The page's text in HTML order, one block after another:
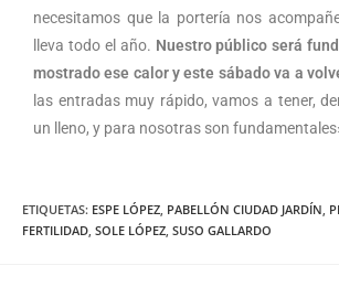
necesitamos que la portería nos
lleva todo el año. Nuestro público será
mostrado ese calor y este sábado va a
las entradas muy rápido, vamos a tener,
un lleno, y para nosotras son
ETIQUETAS: ESPE LÓPEZ, PABELLÓN CIUDAD JARDÍN,
FERTILIDAD, SOLE LÓPEZ, SUSO GALLARDO